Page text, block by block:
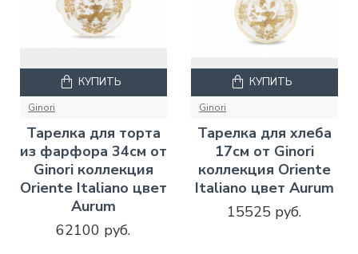
Ginori
Тарелка для торта
из фарфора 34см от
Ginori коллекция
Oriente Italiano цвет
Aurum
62100 руб.
КУПИТЬ
Ginori
Тарелка для хлеба
17см от Ginori
коллекция Oriente
Italiano цвет Aurum
15525 руб.
КУПИТЬ